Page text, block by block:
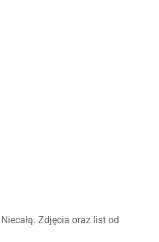
Zdjęcia oraz list od